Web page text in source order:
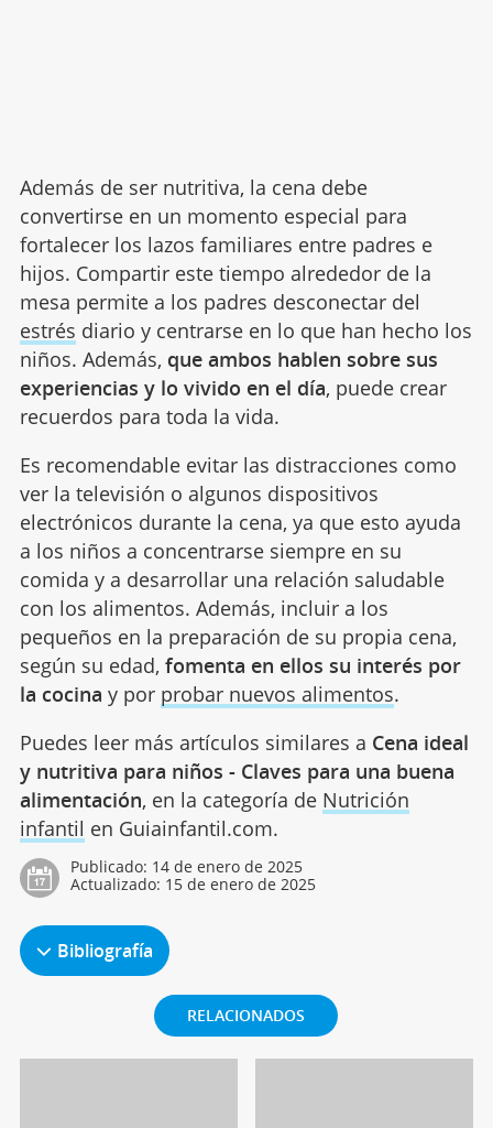
Además de ser nutritiva, la cena debe
convertirse en un momento especial para
fortalecer los lazos familiares entre padres e
hijos. Compartir este tiempo alrededor de la
mesa permite a los padres desconectar del
estrésdiario y centrarse en lo que han hecho los
niños. Además,que ambos hablen sobre sus
experiencias y lo vivido en el día
recuerdos para toda la vida.
Es recomendable evitar las distracciones como
ver la televisión o algunos dispositivos
electrónicos durante la cena, ya que esto ayuda
a los niños a concentrarse siempre en su
comida y a desarrollar una relación saludable
con los alimentos. Además, incluir a los
pequeños en la preparación de su propia cena,
según su edad,fomenta en ellos su interés por
la cocinay porprobar nuevos alimentos.
Puedes leer más artículos similares aCena ideal
y nutritiva para niños - Claves para una buena
alimentación
infantilen Guiainfantil.com.
Actualizado:15 de enero de 2025
RELACIONADOS